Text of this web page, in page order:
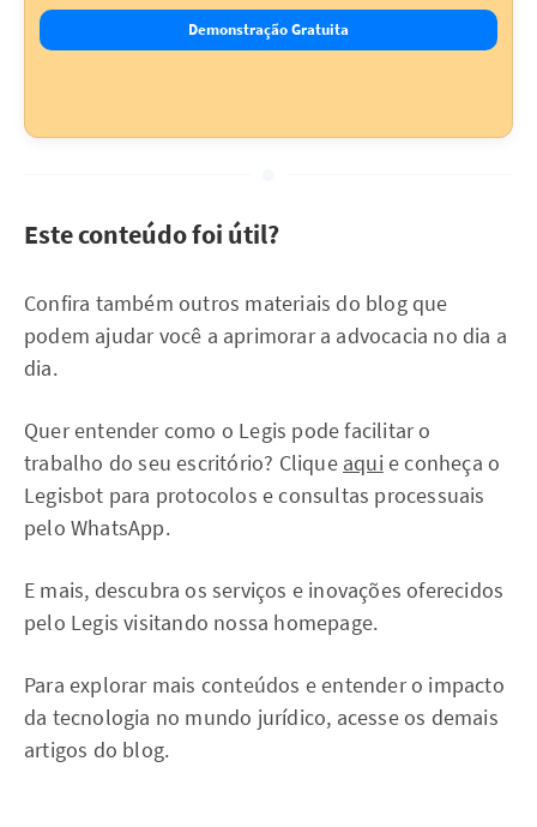
Demonstração Gratuita
Este conteúdo foi útil?
Confira também outros materiais do blog que
podem ajudar você a aprimorar a advocacia no dia a
dia.
Quer entender como o Legis pode facilitar o
trabalho do seu escritório? Clique aqui e conheça o
Legisbot para protocolos e consultas processuais
pelo WhatsApp.
E mais, descubra os serviços e inovações oferecidos
pelo Legis visitando nossa homepage.
Para explorar mais conteúdos e entender o impacto
da tecnologia no mundo jurídico, acesse os demais
artigos do blog.